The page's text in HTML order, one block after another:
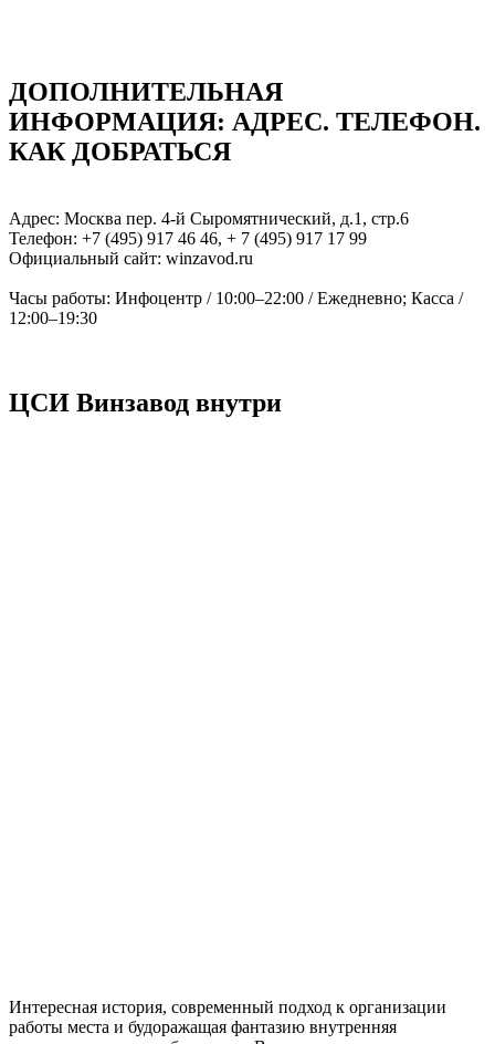
ДОПОЛНИТЕЛЬНАЯ
ИНФОРМАЦИЯ: АДРЕC. ТЕЛЕФОН.
КАК ДОБРАТЬСЯ
Адрес: Москва пер. 4-й Сыромятнический, д.1, стр.6
Телефон: +7 (495) 917 46 46, + 7 (495) 917 17 99
Официальный сайт: winzavod.ru
Часы работы: Инфоцентр / 10:00–22:00 / Ежедневно; Касса /
12:00–19:30
ЦСИ Винзавод внутри
Интересная история, современный подход к организации
работы места и будоражащая фантазию внутренняя